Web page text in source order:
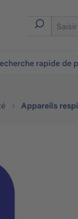
rapide de
Appareils